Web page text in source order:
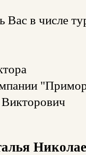
Вас в числе